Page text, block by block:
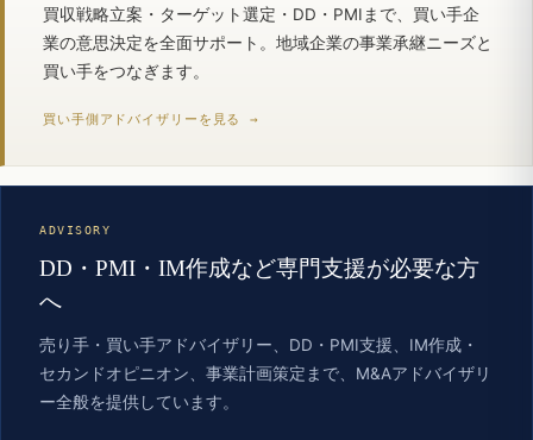
買収戦略立案・ターゲット選定・DD・PMIまで、買い手企
業の意思決定を全面サポート。地域企業の事業承継ニーズと
買い手をつなぎます。
買い手側アドバイザリーを見る →
ADVISORY
DD・PMI・IM作成など専門支援が必要な方
へ
売り手・買い手アドバイザリー、DD・PMI支援、IM作成・
セカンドオピニオン、事業計画策定まで、M&Aアドバイザリ
ー全般を提供しています。